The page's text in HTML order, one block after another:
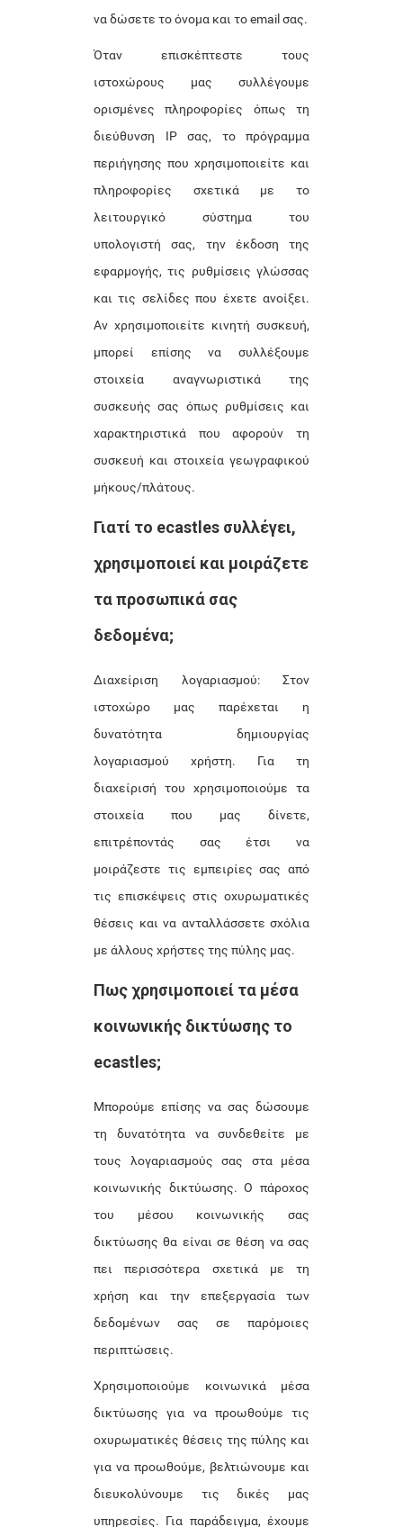
να δώσετε το όνομα και το email σας.
Όταν επισκέπτεστε τους
ιστοχώρους μας συλλέγουμε
ορισμένες πληροφορίες όπως τη
διεύθυνση IP σας, το πρόγραμμα
περιήγησης που χρησιμοποιείτε και
πληροφορίες σχετικά με το
λειτουργικό σύστημα του
υπολογιστή σας, την έκδοση της
εφαρμογής, τις ρυθμίσεις γλώσσας
και τις σελίδες που έχετε ανοίξει.
Αν χρησιμοποιείτε κινητή συσκευή,
μπορεί επίσης να συλλέξουμε
στοιχεία αναγνωριστικά της
συσκευής σας όπως ρυθμίσεις και
χαρακτηριστικά που αφορούν τη
συσκευή και στοιχεία γεωγραφικού
μήκους/πλάτους.
Γιατί το ecastles συλλέγει,
χρησιμοποιεί και μοιράζετε
τα προσωπικά σας
δεδομένα;
Διαχείριση λογαριασμού: Στον
ιστοχώρο μας παρέχεται η
δυνατότητα δημιουργίας
λογαριασμού χρήστη. Για τη
διαχείρισή του χρησιμοποιούμε τα
στοιχεία που μας δίνετε,
επιτρέποντάς σας έτσι να
μοιράζεστε τις εμπειρίες σας από
τις επισκέψεις στις οχυρωματικές
θέσεις και να ανταλλάσσετε σχόλια
με άλλους χρήστες της πύλης μας.
Πως χρησιμοποιεί τα μέσα
κοινωνικής δικτύωσης το
ecastles;
Μπορούμε επίσης να σας δώσουμε
τη δυνατότητα να συνδεθείτε με
τους λογαριασμούς σας στα μέσα
κοινωνικής δικτύωσης. Ο πάροχος
του μέσου κοινωνικής σας
δικτύωσης θα είναι σε θέση να σας
πει περισσότερα σχετικά με τη
χρήση και την επεξεργασία των
δεδομένων σας σε παρόμοιες
περιπτώσεις.
Χρησιμοποιούμε κοινωνικά μέσα
δικτύωσης για να προωθούμε τις
οχυρωματικές θέσεις της πύλης και
για να προωθούμε, βελτιώνουμε και
διευκολύνουμε τις δικές μας
υπηρεσίες. Για παράδειγμα, έχουμε